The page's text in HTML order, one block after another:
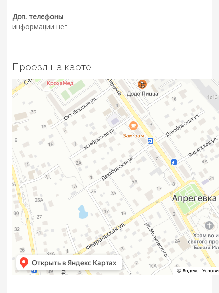
Доп. телефоны
информации нет
Проезд на карте